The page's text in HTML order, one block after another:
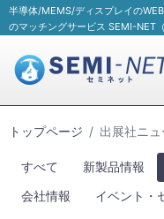
半導体/MEMS/ディスプレイの
のマッチングサービス SEMI-NET（
トップページ 出展社ニ
すべて 新製品情報
会社情報
イベント・